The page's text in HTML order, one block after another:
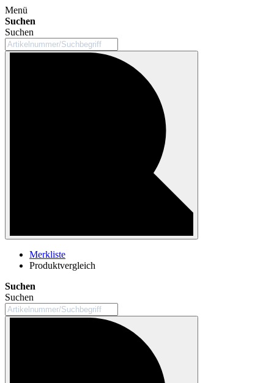
Menü
Suchen
Suchen
Merkliste
Produktvergleich
Suchen
Suchen